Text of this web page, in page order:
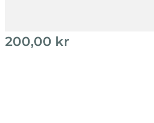
200,00 kr